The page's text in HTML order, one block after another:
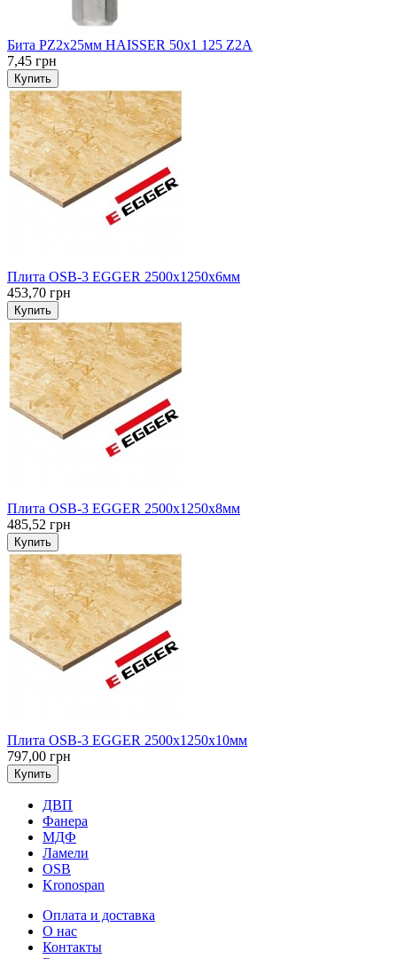
Бита PZ2х25мм HAISSER 50х1 125 Z2A
7,45 грн
Купить
Плита OSB-3 EGGER 2500х1250х6мм
453,70 грн
Купить
Плита OSB-3 EGGER 2500х1250х8мм
485,52 грн
Купить
Плита OSB-3 EGGER 2500х1250х10мм
797,00 грн
Купить
ДВП
Фанера
МДФ
Ламели
OSB
Kronospan
Оплата и доставка
О нас
Контакты